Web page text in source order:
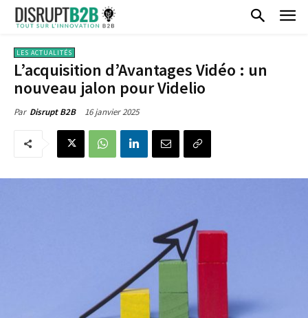
LES ACTUALITÉS
L’acquisition d’Avantages Vidéo : un
nouveau jalon pour Videlio
Par Disrupt B2B 16 janvier 2025